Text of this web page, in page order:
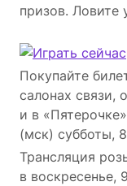
призов. Ловите
Покупайте
салонах связи,
и в
(мск) субботы,
Трансляция
в воскресенье,